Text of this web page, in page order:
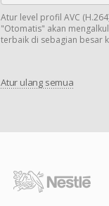
Atur level profil AVC
"Otomatis" akan
terbaik di sebagian besar
Atur ulang semua